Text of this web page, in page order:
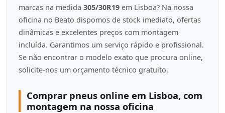
marcas na medida 305/30R19 em Lisboa? Na nossa
oficina no Beato dispomos de stock imediato, ofertas
dinâmicas e excelentes preços com montagem
incluída. Garantimos um serviço rápido e profissional.
Se não encontrar o modelo exato que procura online,
solicite-nos um orçamento técnico gratuito.
Comprar pneus online em Lisboa, com
montagem na nossa oficina